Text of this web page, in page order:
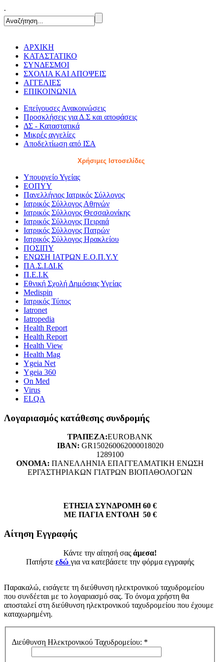
.
ΑΡΧΙΚΗ
ΚΑΤΑΣΤΑΤΙΚΟ
ΣΥΝΔΕΣΜΟΙ
ΣΧΟΛΙΑ ΚΑΙ ΑΠΟΨΕΙΣ
ΑΓΓΕΛΙΕΣ
ΕΠΙΚΟΙΝΩΝΙΑ
Επείγουσες Ανακοινώσεις
Προσκλήσεις για Δ.Σ και αποφάσεις
ΔΣ - Καταστατικά
Μικρές αγγελίες
Αποδελτίωση από ΙΣΑ
Χρήσιμες Ιστοσελίδες
Υπουργείο Υγείας
ΕΟΠΥΥ
Πανελλήνιος Ιατρικός Σύλλογος
Ιατρικός Σύλλογος Αθηνών
Ιατρικός Σύλλογος Θεσσαλονίκης
Ιατρικός Σύλλογος Πειραιά
Ιατρικός Σύλλογος Πατρών
Ιατρικός Σύλλογος Ηρακλείου
ΠΟΣΙΠΥ
ΕΝΩΣΗ ΙΑΤΡΩΝ Ε.Ο.Π.Υ.Υ
ΠΑ.Σ.Ι.ΔΙ.Κ
Π.Ε.Ι.Κ
Εθνική Σχολή Δημόσιας Υγείας
Medispin
Ιατρικός Τύπος
Iatronet
Iatropedia
Health Report
Health Report
Health View
Health Mag
Ygeia Net
Ygeia 360
On Med
Virus
ELQA
Λογαριασμός κατάθεσης συνδρομής
ΤΡΑΠΕΖΑ:EUROBANK
ΙΒΑΝ: GR150260062000018020
1289100
ΟΝΟΜΑ: ΠΑΝΕΛΛΗΝΙΑ ΕΠΑΓΓΕΛΜΑΤΙΚΗ ΕΝΩΣΗ
ΕΡΓΑΣΤΗΡΙΑΚΩΝ ΓΙΑΤΡΩΝ ΒΙΟΠΑΘΟΛΟΓΩΝ
ΕΤΗΣΙΑ ΣΥΝΔΡΟΜΗ 60 €
ΜΕ ΠΑΓΙΑ ΕΝΤΟΛΗ 50 €
Αίτηση Εγγραφής
Κάντε την αίτησή σας άμεσα!
Πατήστε εδώ για να κατεβάσετε την φόρμα εγγραφής
Παρακαλώ, εισάγετε τη διεύθυνση ηλεκτρονικού ταχυδρομείου
που συνδέεται με το λογαριασμό σας. Το όνομα χρήστη θα
αποσταλεί στη διεύθυνση ηλεκτρονικού ταχυδρομείου που έχουμε
καταχωρημένη.
Διεύθυνση Ηλεκτρονικού Ταχυδρομείου: *